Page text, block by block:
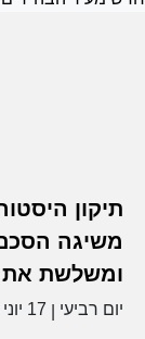
תיקון
משיגה
ומשלשת את
יום רביעי 17 יוני 2026